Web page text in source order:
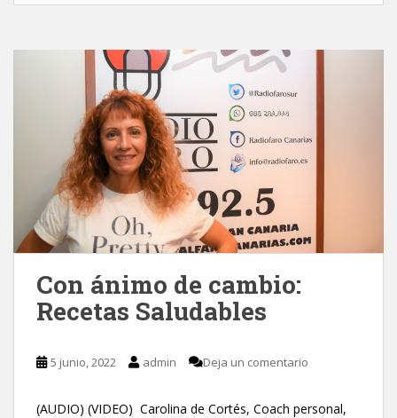
Con ánimo de cambio:
Recetas Saludables
5 junio, 2022 admin Deja un comentario
(AUDIO) (VIDEO) Carolina de Cortés, Coach personal,